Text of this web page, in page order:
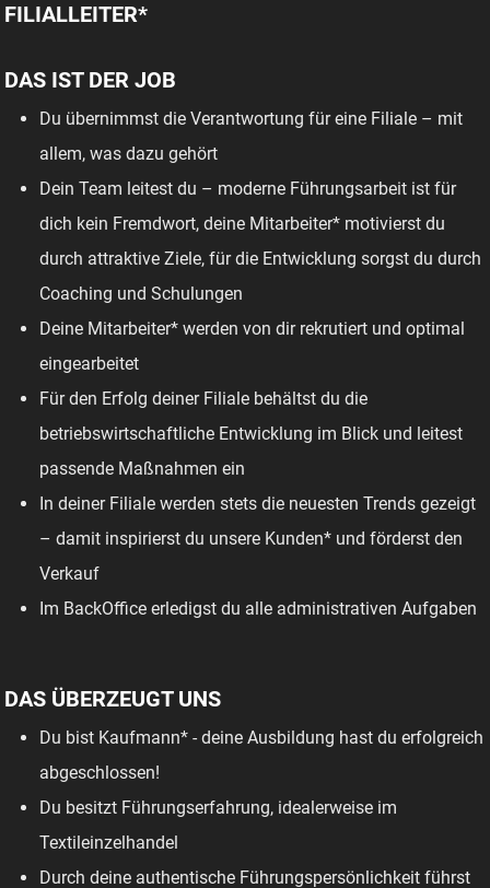
FILIALLEITER*
DAS IST DER JOB
Du übernimmst die Verantwortung für eine Filiale – mit
allem, was dazu gehört
Dein Team leitest du – moderne Führungsarbeit ist für
dich kein Fremdwort, deine Mitarbeiter* motivierst du
durch attraktive Ziele, für die Entwicklung sorgst du durch
Coaching und Schulungen
Deine Mitarbeiter* werden von dir rekrutiert und optimal
eingearbeitet
Für den Erfolg deiner Filiale behältst du die
betriebswirtschaftliche Entwicklung im Blick und leitest
passende Maßnahmen ein
In deiner Filiale werden stets die neuesten Trends gezeigt
– damit inspirierst du unsere Kunden* und förderst den
Verkauf
Im BackOffice erledigst du alle administrativen Aufgaben
DAS ÜBERZEUGT UNS
Du bist Kaufmann* - deine Ausbildung hast du erfolgreich
abgeschlossen!
Du besitzt Führungserfahrung, idealerweise im
Textileinzelhandel
Durch deine authentische Führungspersönlichkeit führst